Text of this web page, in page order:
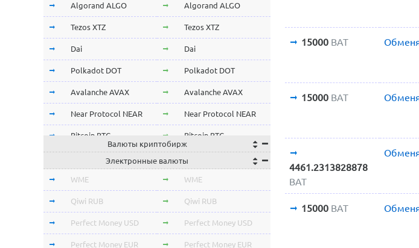
15000 BAT
15000 BAT
4461.2313828878
BAT
15000 BAT
Algorand ALGO Algorand ALGO
Tezos XTZ Tezos XTZ
Dai Dai
Polkadot DOT Polkadot DOT
Avalanche AVAX Avalanche AVAX
Near Protocol NEAR Near Protocol NEAR
Bitcoin BTC Bitcoin BTC
Terra LUNA
Cardano ADA Cardano ADA
OmiseGo OMG OmiseGo OMG
Verge XVG Verge XVG
BitTorrent BTT BitTorrent BTT
Валюты криптобирж
Электронные валюты
WME WME
Qiwi RUB Qiwi RUB
Perfect Money USD Perfect Money USD
Perfect Money EUR Perfect Money EUR